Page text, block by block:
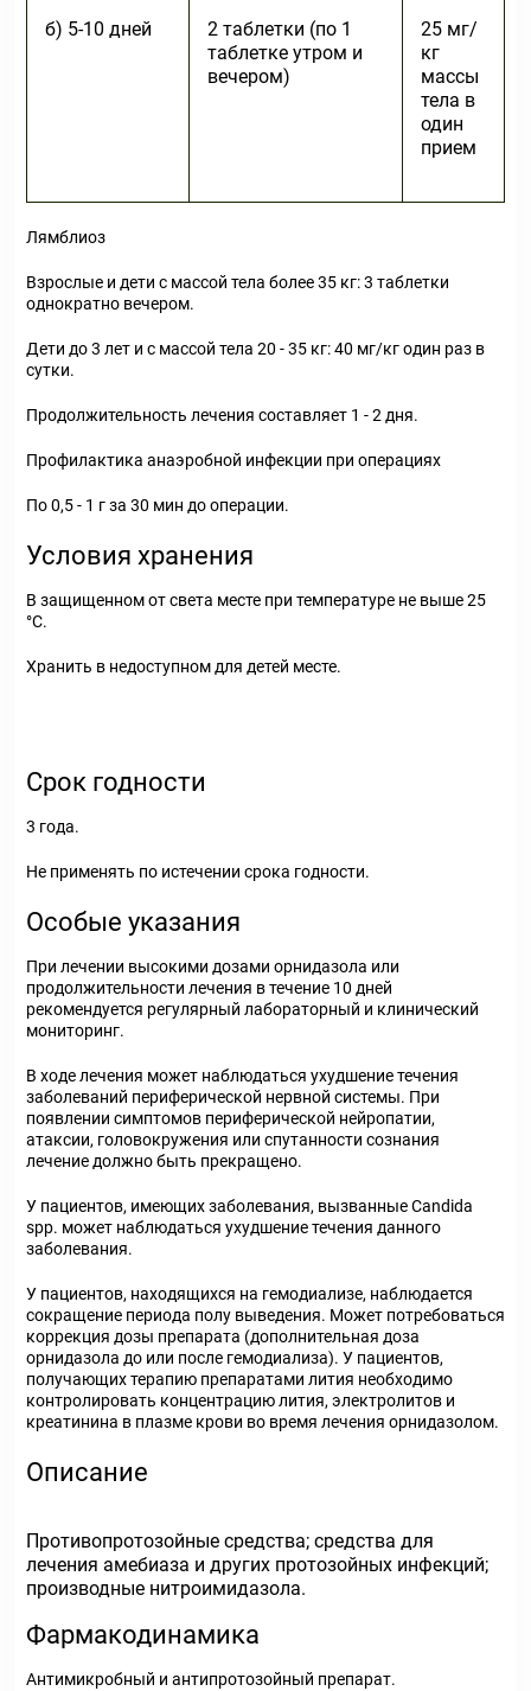
б) 5-10 дней
2 таблетки (по 1
таблетке утром и
вечером)
25 мг/
кг
массы
тела в
один
прием
Лямблиоз
Взрослые и дети с массой тела более 35 кг: 3 таблетки
однократно вечером.
Дети до 3 лет и с массой тела 20 - 35 кг: 40 мг/кг один раз в
сутки.
Продолжительность лечения составляет 1 - 2 дня.
Профилактика анаэробной инфекции при операциях
По 0,5 - 1 г за 30 мин до операции.
Условия хранения
В защищенном от света месте при температуре не выше 25
°С.
Хранить в недоступном для детей месте.
Срок годности
3 года.
Не применять по истечении срока годности.
Особые указания
При лечении высокими дозами орнидазола или
продолжительности лечения в течение 10 дней
рекомендуется регулярный лабораторный и клинический
мониторинг.
В ходе лечения может наблюдаться ухудшение течения
заболеваний периферической нервной системы. При
появлении симптомов периферической нейропатии,
атаксии, головокружения или спутанности сознания
лечение должно быть прекращено.
У пациентов, имеющих заболевания, вызванные Candida
spp. может наблюдаться ухудшение течения данного
заболевания.
У пациентов, находящихся на гемодиализе, наблюдается
сокращение периода полу выведения. Может потребоваться
коррекция дозы препарата (дополнительная доза
орнидазола до или после гемодиализа). У пациентов,
получающих терапию препаратами лития необходимо
контролировать концентрацию лития, электролитов и
креатинина в плазме крови во время лечения орнидазолом.
Описание
Противопротозойные средства; средства для
лечения амебиаза и других протозойных инфекций;
производные нитроимидазола.
Фармакодинамика
Антимикробный и антипротозойный препарат.